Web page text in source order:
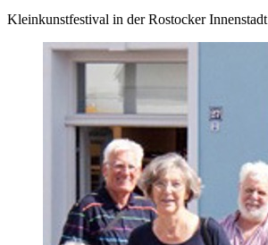
Kleinkunstfestival in der Rostocker Innenstadt